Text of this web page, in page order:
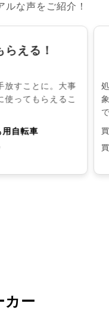
な声をご紹介！
える！
放すことに。大事
使ってもらえるこ
用自転車
カー